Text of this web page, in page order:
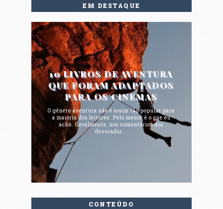
EM DESTAQUE
10 LIVROS DE AVENTURA
QUE FORAM ADAPTADOS
PARA OS CINEMAS
O gênero aventura não é assim tão popular para
a maioria dos leitores. Pelo menos é o que eu
acho. Geralmente, nos comentários dos
devorador...
CONTEÚDO